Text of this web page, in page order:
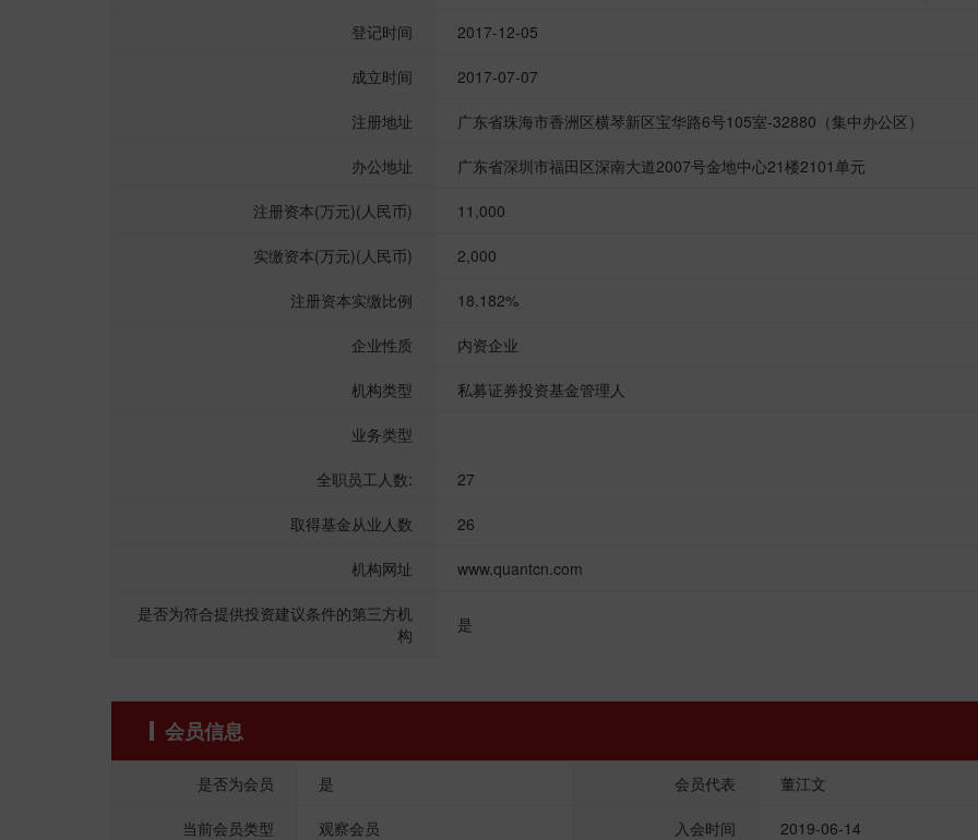
登记时间 2017-12-05
成立时间 2017-07-07
注册地址 广东省珠海市香洲区横琴新区宝华路6号105室-32880（集中办公区）
办公地址 广东省深圳市福田区深南大道2007号金地中心21楼2101单元
注册资本(万元)(人民币) 11,000
实缴资本(万元)(人民币) 2,000
注册资本实缴比例 18.182%
企业性质 内资企业
机构类型 私募证券投资基金管理人
业务类型
全职员工人数: 27
取得基金从业人数 26
机构网址 www.quantcn.com
是否为符合提供投资建议条件的第三方机
构
是
会员信息
是否为会员 是 会员代表 董江文
当前会员类型 观察会员 入会时间 2019-06-14